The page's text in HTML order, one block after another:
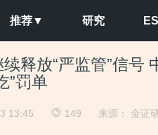
推荐▼ 研究
释放“严监管”信号
”罚单
13:45 149 来源： 金证